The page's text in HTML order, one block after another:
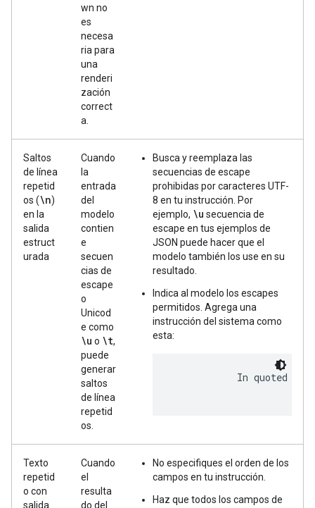
wn no
es
necesa
ria para
una
renderi
zación
correct
a.
Saltos
de línea
repetid
os (\n)
en la
salida
estruct
urada
Cuando
la
entrada
del
modelo
contien
e
secuen
cias de
escape
o
Unicod
e como
\u o \t,
puede
generar
saltos
de línea
repetid
os.
Busca y reemplaza las
secuencias de escape
prohibidas por caracteres UTF-
8 en tu instrucción. Por
ejemplo, \u secuencia de
escape en tus ejemplos de
JSON puede hacer que el
modelo también los use en su
resultado.
Indica al modelo los escapes
permitidos. Agrega una
instrucción del sistema como
esta:
In quoted
Texto
repetid
o con
salida
Cuando
el
resulta
do del
No especifiques el orden de los
campos en tu instrucción.
Haz que todos los campos de